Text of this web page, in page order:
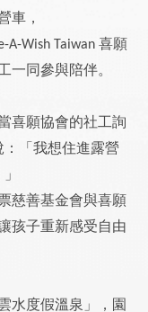
車，
A-Wish Taiwan 喜願
一同參與陪伴。
喜願協會的社工詢
「我想住進露營
慈善基金會與喜願
孩子重新感受自由
水度假溫泉」，園